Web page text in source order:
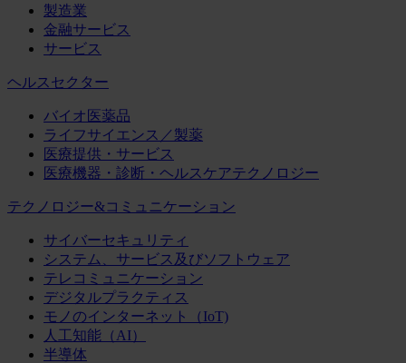
製造業
金融サービス
サービス
ヘルスセクター
バイオ医薬品
ライフサイエンス／製薬
医療提供・サービス
医療機器・診断・ヘルスケアテクノロジー
テクノロジー&コミュニケーション
サイバーセキュリティ
システム、サービス及びソフトウェア
テレコミュニケーション
デジタルプラクティス
モノのインターネット（IoT)
人工知能（AI）
半導体